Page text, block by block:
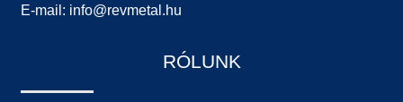
E-mail: info@revmetal.hu
RÓLUNK